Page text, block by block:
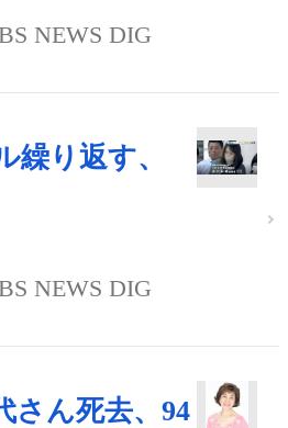
NEWS DIG
繰り返す、
NEWS DIG
さん死去、94